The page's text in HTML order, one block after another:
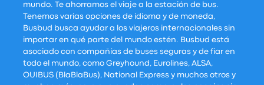
mundo. Te ahorramos el viaje a la estación de bus.
Tenemos varias opciones de idioma y de moneda,
Busbud busca ayudar a los viajeros internacionales sin
importar en qué parte del mundo estén. Busbud está
asociado con compañías de buses seguras y de fiar en
todo el mundo, como Greyhound, Eurolines, ALSA,
OUIBUS (BlaBlaBus), National Express y muchos otros y